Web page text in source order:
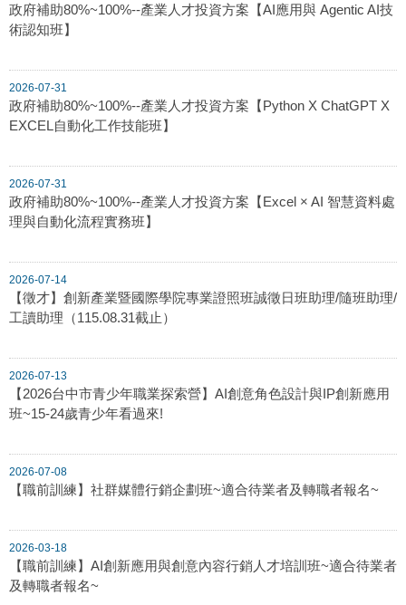
政府補助80%~100%--產業人才投資方案【AI應用與 Agentic AI技
術認知班】
2026-07-31
政府補助80%~100%--產業人才投資方案【Python X ChatGPT X
EXCEL自動化工作技能班】
2026-07-31
政府補助80%~100%--產業人才投資方案【Excel × AI 智慧資料處
理與自動化流程實務班】
2026-07-14
【徵才】創新產業暨國際學院專業證照班誠徵日班助理/隨班助理/
工讀助理（115.08.31截止）
2026-07-13
【2026台中市青少年職業探索營】AI創意角色設計與IP創新應用
班~15-24歲青少年看過來!
2026-07-08
【職前訓練】社群媒體行銷企劃班~適合待業者及轉職者報名~
2026-03-18
【職前訓練】AI創新應用與創意內容行銷人才培訓班~適合待業者
及轉職者報名~